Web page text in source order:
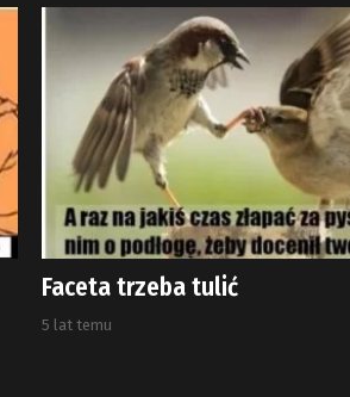
Faceta trzeba tulić
5 lat temu